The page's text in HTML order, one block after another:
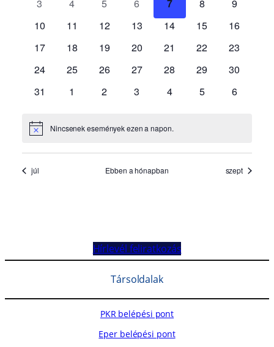
Hírlevél feliratkozás
Társoldalak
PKR belépési pont
Eper belépési pont